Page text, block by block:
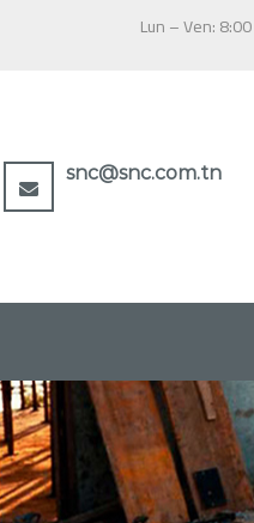
snc@snc.com.tn